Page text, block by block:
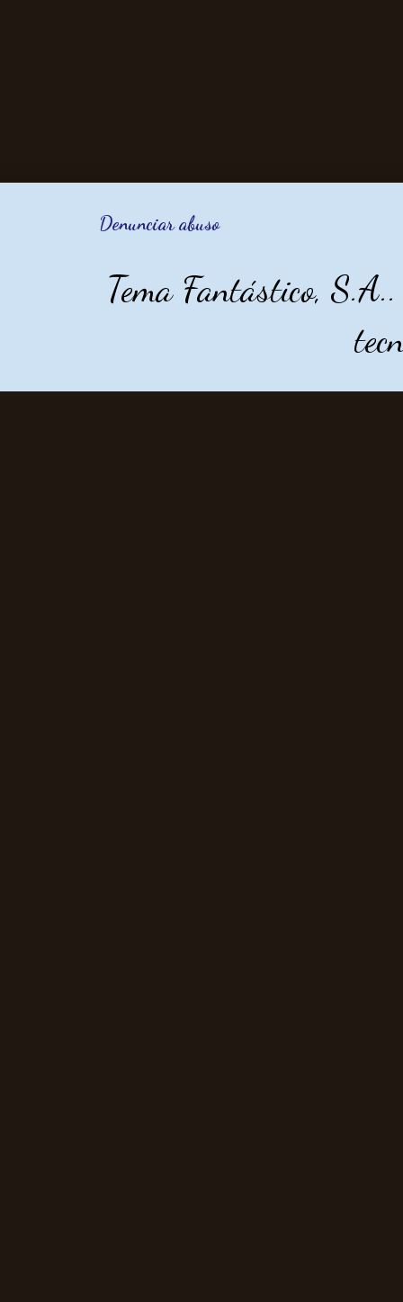
Denunciar abuso
Tema Fantástico,